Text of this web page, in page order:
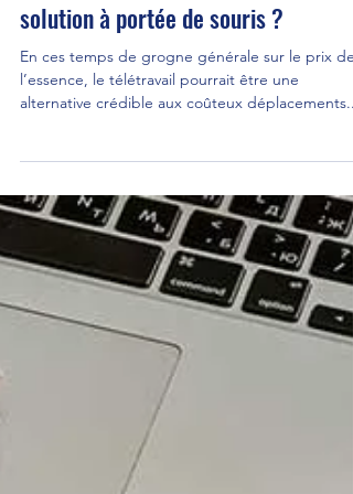
jeanpouly
2 min de lecture
Carburants : et si nous avions déjà la
solution à portée de souris ?
En ces temps de grogne générale sur le prix de
alternative crédible aux coûteux déplacements...